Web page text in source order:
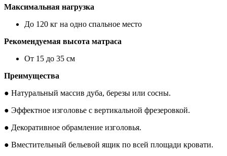
Максимальная нагрузка
До 120 кг на одно спальное место
Рекомендуемая высота матраса
От 15 до 35 см
Преимущества
● Натуральный массив дуба, березы или сосны.
● Эффектное изголовье с вертикальной фрезеровкой.
● Декоративное обрамление изголовья.
● Вместительный бельевой ящик по всей площади кровати.